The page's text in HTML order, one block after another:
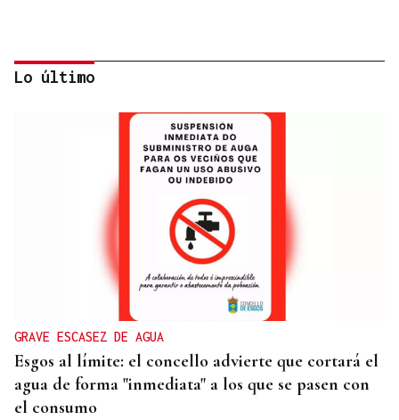
La D.O. Monterrei refuerza su proyección
enoturística junto a Expourense
Lo último
GRAVE ESCASEZ DE AGUA
Esgos al límite: el concello advierte que cortará el
agua de forma "inmediata" a los que se pasen con
el consumo